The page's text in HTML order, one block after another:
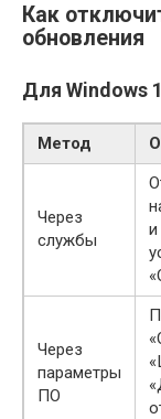
Как
обновления
Для Windows
Метод
Через
службы
и
Через
параметры
ПО